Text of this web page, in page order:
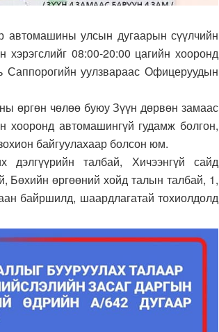
автомашины улсын дугаарын сүүлчийн
хэрэгслийг 08:00-20:00 цагийн хооронд
Саппорогийн уулзвараас Офицеруудын
өргөн чөлөө буюу Зүүн дөрвөн замаас
хооронд автомашингүй гудамж болгон,
байгуулахаар болсон юм.
талбай, Хичээнгүй сайд
өргөөний хойд талын талбай, 1,
байршилд, шаардлагатай тохиолдолд